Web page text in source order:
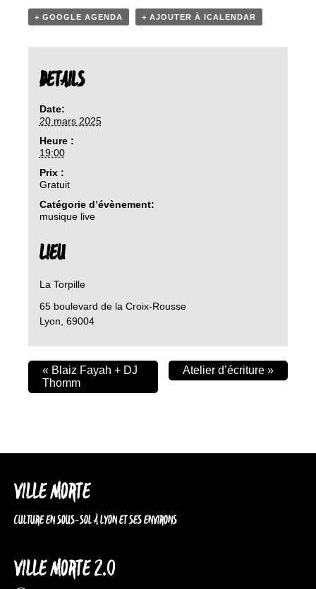
+ GOOGLE AGENDA + AJOUTER À ICALENDAR
DETAILS
Date:
20 mars 2025
Heure :
19:00
Prix :
Gratuit
Catégorie d’évènement:
musique live
LIEU
La Torpille
65 boulevard de la Croix-Rousse
Lyon 69004
« Blaiz Fayah + DJ
Thomm
Atelier d’écriture »
VILLE MORTE
CULTURE EN SOUS-SOL À LYON ET SES ENVIRONS
VILLE MORTE 2.0